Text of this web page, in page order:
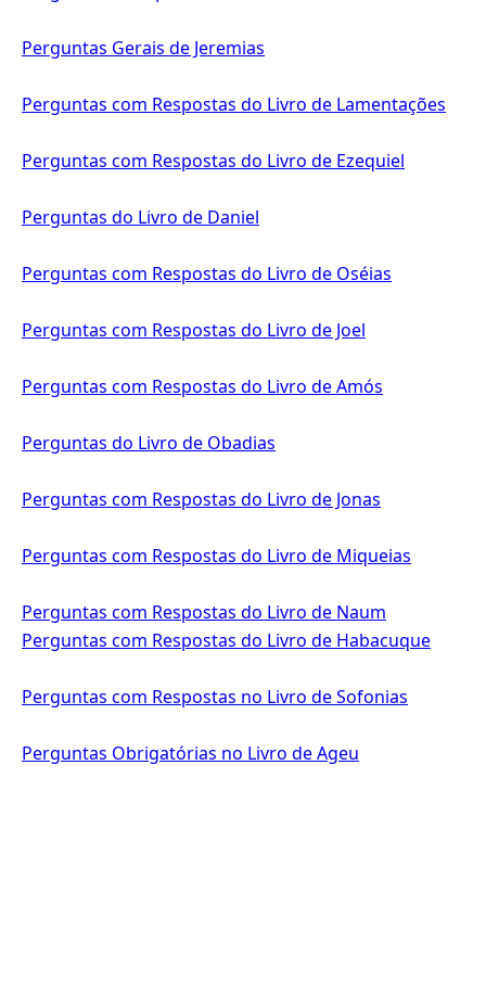
Perguntas Gerais de Jeremias
Perguntas com Respostas do Livro de Lamentações
Perguntas com Respostas do Livro de Ezequiel
Perguntas do Livro de Daniel
Perguntas com Respostas do Livro de Oséias
Perguntas com Respostas do Livro de Joel
Perguntas com Respostas do Livro de Amós
Perguntas do Livro de Obadias
Perguntas com Respostas do Livro de Jonas
Perguntas com Respostas do Livro de Miqueias
Perguntas com Respostas do Livro de Naum
Perguntas com Respostas do Livro de Habacuque
Perguntas com Respostas no Livro de Sofonias
Perguntas Obrigatórias no Livro de Ageu